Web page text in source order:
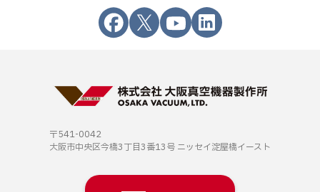
〒541-0042
大阪市中央区今橋3丁目3番13号 ニッセイ淀屋橋イースト